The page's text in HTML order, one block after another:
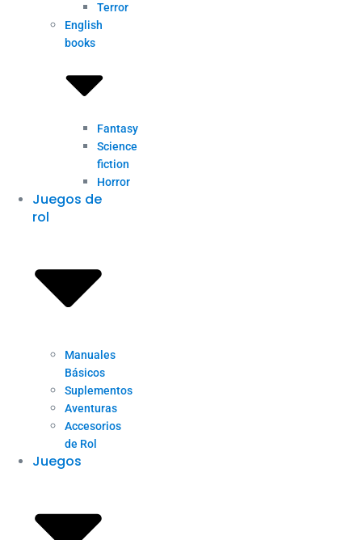
Terror
English
books
Fantasy
Science
fiction
Horror
Juegos de
rol
Manuales
Básicos
Suplementos
Aventuras
Accesorios
de Rol
Juegos